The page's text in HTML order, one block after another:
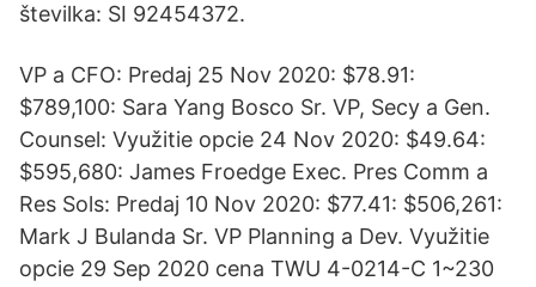
številka: SI 92454372.
VP a CFO: Predaj 25 Nov 2020: $78.91:
$789,100: Sara Yang Bosco Sr. VP, Secy a Gen.
Counsel: Využitie opcie 24 Nov 2020: $49.64:
$595,680: James Froedge Exec. Pres Comm a
Res Sols: Predaj 10 Nov 2020: $77.41: $506,261:
Mark J Bulanda Sr. VP Planning a Dev. Využitie
opcie 29 Sep 2020 cena TWU 4-0214-C 1~230